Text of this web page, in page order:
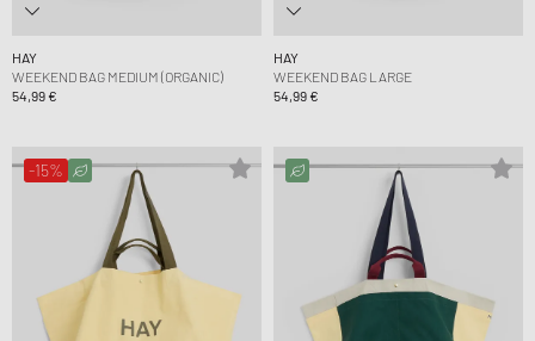
HAY
WEEKEND BAG MEDIUM (ORGANIC)
54,99 €
HAY
WEEKEND BAG LARGE
54,99 €
-15%